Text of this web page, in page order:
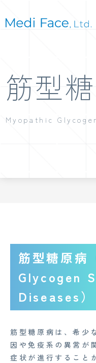
筋型
Myopathic
筋型糖原
Glycogen
Diseases）
筋型糖原病は、希少
因や免疫系の異常が
症状が進行すること